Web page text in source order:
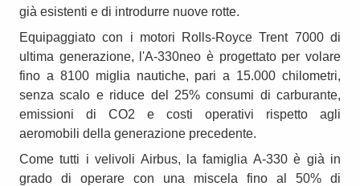
già esistenti e di introdurre nuove rotte.
Equipaggiato con i motori Rolls-Royce Trent 7000 di
ultima generazione, l'A-330neo è progettato per volare
fino a 8100 miglia nautiche, pari a 15.000 chilometri,
senza scalo e riduce del 25% consumi di carburante,
emissioni di CO2 e costi operativi rispetto agli
aeromobili della generazione precedente.
Come tutti i velivoli Airbus, la famiglia A-330 è già in
grado di operare con una miscela fino al 50% di